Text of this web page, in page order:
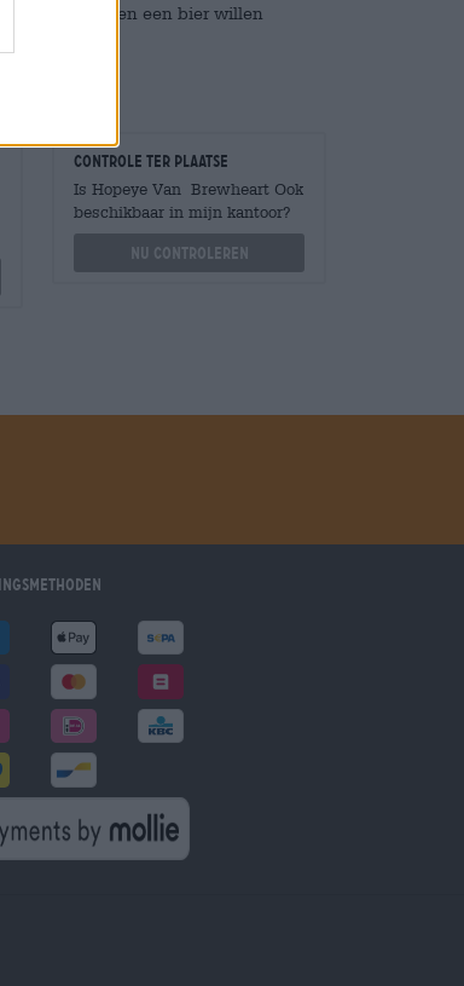
smaakpapillen een bier willen
Controle ter plaatse
Is Hopeye Van Brewheart Ook
beschikbaar in mijn kantoor?
Nu controleren